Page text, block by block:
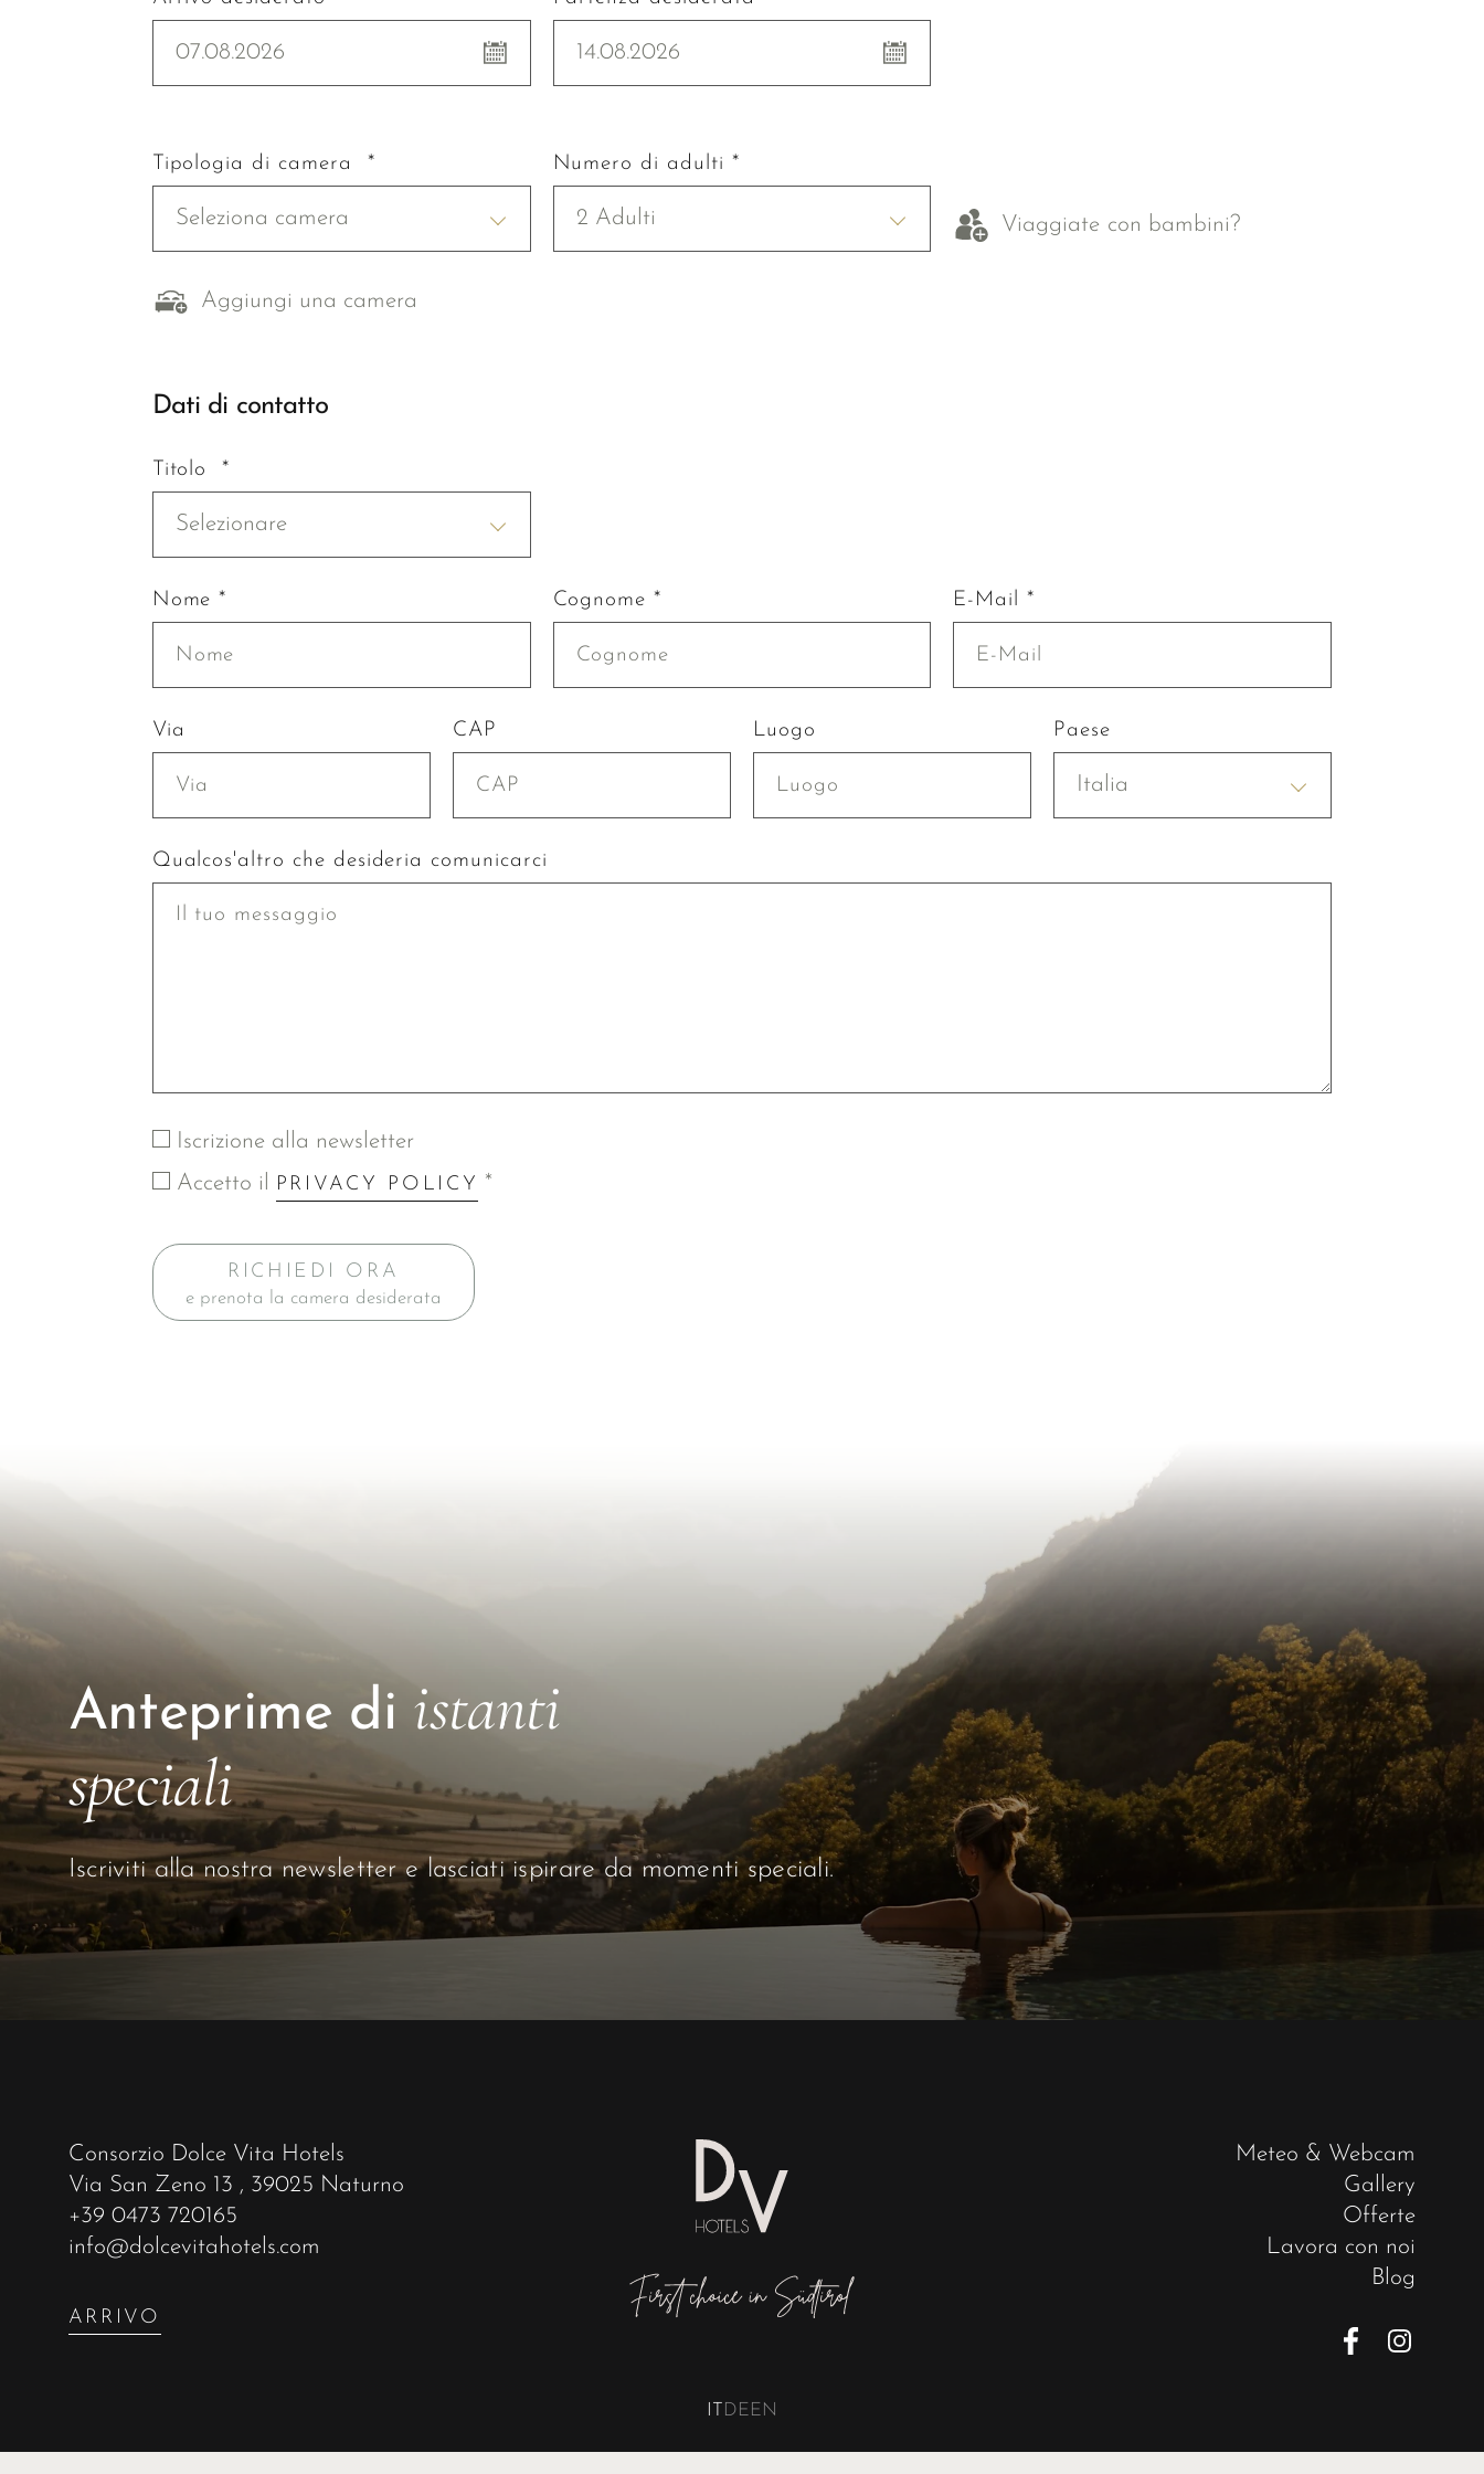
07.08.2026 14.08.2026
Tipologia di camera *
Seleziona camera
Numero di adulti *
2 Adulti Viaggiate con bambini?
Aggiungi una camera
Dati di contatto
Titolo *
Selezionare
Nome * Cognome * E-Mail *
Via CAP Luogo Paese
Italia
Qualcos'altro che desideria comunicarci
Iscrizione alla newsletter
Accetto il
PRIVACY POLICY *
RICHIEDI ORA
e prenota la camera desiderata
Anteprime di istanti
speciali
Iscriviti alla nostra newsletter e lasciati ispirare da momenti speciali.
Consorzio Dolce Vita Hotels
Via San Zeno 13 , 39025 Naturno
+39 0473 720165
info@dolcevitahotels.com
ARRIVO
DEEN
Meteo & Webcam
Gallery
Offerte
Lavora con noi
Blog